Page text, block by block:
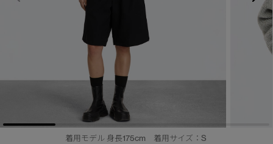
メイドインジャパンTシャツ
アウターウェア
アパレル
アクセサリー
フットウェア
メイドインジャパンTシャツ
アウターウェア
アパレル
アクセサリー
フットウェア
下取り申請
着用モデル 身長175cm 着用サイズ：S